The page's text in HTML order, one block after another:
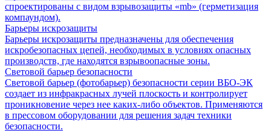
спроектированы с видом взрывозащиты «mb» (герметизация
компаундом).
Барьеры искрозащиты
Барьеры искрозащиты предназначены для обеспечения
искробезопасных цепей, необходимых в условиях опасных
производств, где находятся взрывоопасные зоны.
Световой барьер безопасности
Световой барьер (фотобарьер) безопасности серии ВБО-ЭК
создает из инфракрасных лучей плоскость и контролирует
проникновение через нее каких-либо объектов. Применяются
в прессовом оборудовании для решения задач техники
безопасности.